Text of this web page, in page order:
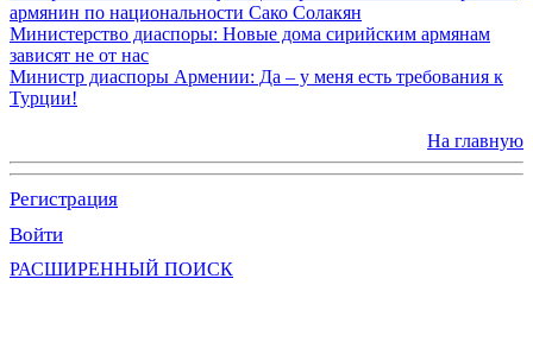
армянин по национальности Сако Солакян
Министерство диаспоры: Новые дома сирийским армянам
зависят не от нас
Министр диаспоры Армении: Да – у меня есть требования к
Турции!
На главную
Регистрация
Войти
РАСШИРЕННЫЙ ПОИСК